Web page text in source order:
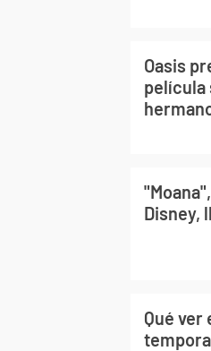
Oasis
película
Disney,
Qué ver